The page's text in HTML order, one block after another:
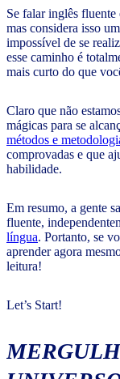
Se falar inglês fluente
mas considera isso
impossível de se
esse caminho é
mais curto do que
Claro que não
mágicas para se
métodos e
comprovadas e que
habilidade.
Em resumo, a gente
fluente,
língua. Portanto, se
aprender agora
leitura!
Let’s Start!